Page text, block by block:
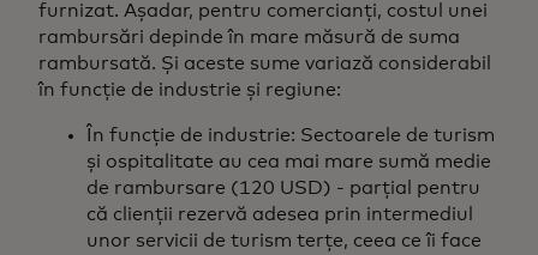
furnizat. Așadar, pentru comercianți, costul unei
rambursări depinde în mare măsură de suma
rambursată. Și aceste sume variază considerabil
în funcție de industrie și regiune:
În funcție de industrie: Sectoarele de turism
și ospitalitate au cea mai mare sumă medie
de rambursare (120 USD) - parțial pentru
că clienții rezervă adesea prin intermediul
unor servicii de turism terțe, ceea ce îi face